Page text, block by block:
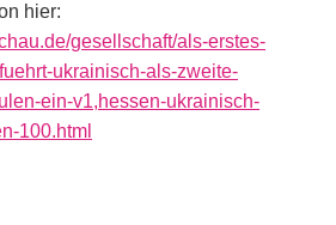
hier:
gesellschaft/als-erstes-
ukrainisch-als-zweite-
ein-v1,hessen-ukrainisch-
100.html